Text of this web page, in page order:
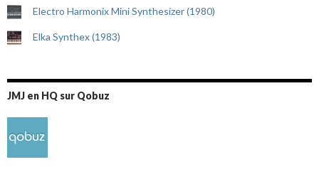
Electro Harmonix Mini Synthesizer (1980)
Elka Synthex (1983)
JMJ en HQ sur Qobuz